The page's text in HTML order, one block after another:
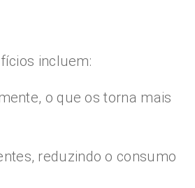
incluem:
o que os torna mais
reduzindo o consumo